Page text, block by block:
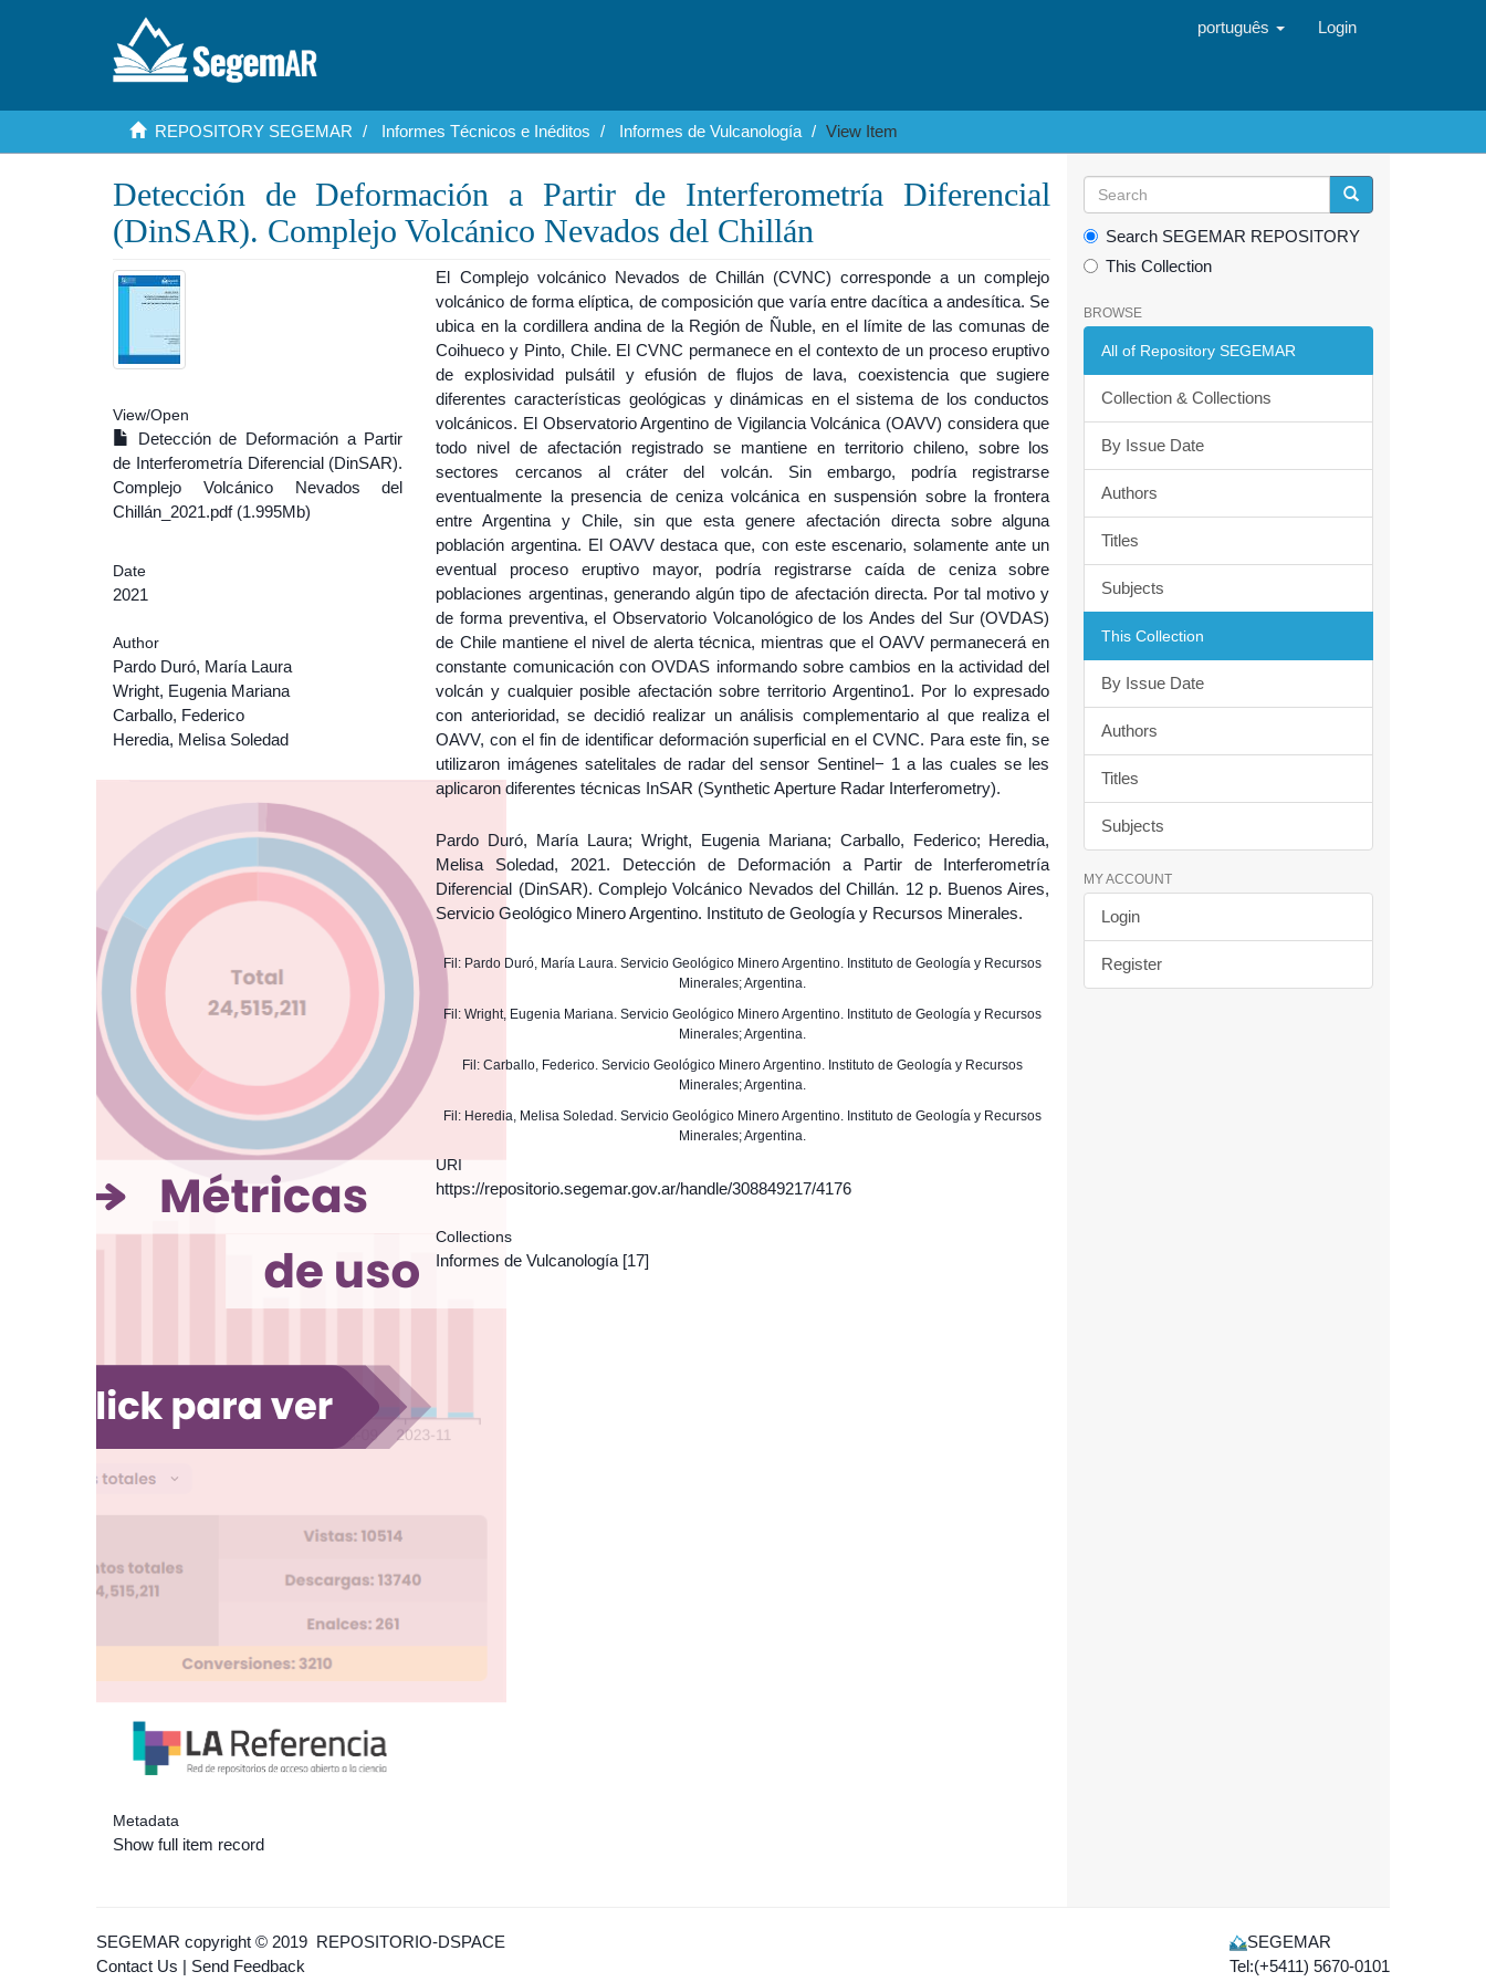
português Login
REPOSITORY SEGEMAR Informes Técnicos e Inéditos Informes de Vulcanología View Item
Detección de Deformación a Partir de Interferometría Diferencial
(DinSAR). Complejo Volcánico Nevados del Chillán
View/Open
Detección de Deformación a Partir
de Interferometría Diferencial (DinSAR).
Complejo Volcánico Nevados del
Chillán_2021.pdf (1.995Mb)
Date
2021
Author
Pardo Duró, María Laura
Wright, Eugenia Mariana
Carballo, Federico
Heredia, Melisa Soledad
Metadata
Show full item record
El Complejo volcánico Nevados de Chillán (CVNC) corresponde a un complejo
volcánico de forma elíptica, de composición que varía entre dacítica a andesítica. Se
ubica en la cordillera andina de la Región de Ñuble, en el límite de las comunas de
Coihueco y Pinto, Chile. El CVNC permanece en el contexto de un proceso eruptivo
de explosividad pulsátil y efusión de flujos de lava, coexistencia que sugiere
diferentes características geológicas y dinámicas en el sistema de los conductos
volcánicos. El Observatorio Argentino de Vigilancia Volcánica (OAVV) considera que
todo nivel de afectación registrado se mantiene en territorio chileno, sobre los
sectores cercanos al cráter del volcán. Sin embargo, podría registrarse
eventualmente la presencia de ceniza volcánica en suspensión sobre la frontera
entre Argentina y Chile, sin que esta genere afectación directa sobre alguna
población argentina. El OAVV destaca que, con este escenario, solamente ante un
eventual proceso eruptivo mayor, podría registrarse caída de ceniza sobre
poblaciones argentinas, generando algún tipo de afectación directa. Por tal motivo y
de forma preventiva, el Observatorio Volcanológico de los Andes del Sur (OVDAS)
de Chile mantiene el nivel de alerta técnica, mientras que el OAVV permanecerá en
constante comunicación con OVDAS informando sobre cambios en la actividad del
volcán y cualquier posible afectación sobre territorio Argentino1. Por lo expresado
con anterioridad, se decidió realizar un análisis complementario al que realiza el
OAVV, con el fin de identificar deformación superficial en el CVNC. Para este fin, se
utilizaron imágenes satelitales de radar del sensor Sentinel− 1 a las cuales se les
aplicaron diferentes técnicas InSAR (Synthetic Aperture Radar Interferometry).
Pardo Duró, María Laura; Wright, Eugenia Mariana; Carballo, Federico; Heredia,
Melisa Soledad, 2021. Detección de Deformación a Partir de Interferometría
Diferencial (DinSAR). Complejo Volcánico Nevados del Chillán. 12 p. Buenos Aires,
Servicio Geológico Minero Argentino. Instituto de Geología y Recursos Minerales.
Fil: Pardo Duró, María Laura. Servicio Geológico Minero Argentino. Instituto de Geología y Recursos
Minerales; Argentina.
Fil: Wright, Eugenia Mariana. Servicio Geológico Minero Argentino. Instituto de Geología y Recursos
Minerales; Argentina.
Fil: Carballo, Federico. Servicio Geológico Minero Argentino. Instituto de Geología y Recursos
Minerales; Argentina.
Fil: Heredia, Melisa Soledad. Servicio Geológico Minero Argentino. Instituto de Geología y Recursos
Minerales; Argentina.
URI
https://repositorio.segemar.gov.ar/handle/308849217/4176
Collections
Informes de Vulcanología [17]
Search SEGEMAR REPOSITORY
This Collection
BROWSE
All of Repository SEGEMAR
Collection & Collections
By Issue Date
Authors
Titles
Subjects
This Collection
By Issue Date
Authors
Titles
Subjects
MY ACCOUNT
Login
Register
SEGEMAR copyright © 2019 REPOSITORIO-DSPACE
Contact Us | Send Feedback
SEGEMAR
Tel:(+5411) 5670-0101